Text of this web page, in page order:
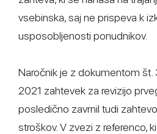
vsebinska, saj ne prispeva k
usposobljenosti ponudnikov.
Naročnik je z dokumentom št.
2021 zahtevek za revizijo
posledično zavrnil tudi
stroškov. V zvezi z referenco,